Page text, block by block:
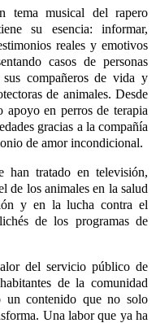
tema musical del rapero
su esencia: informar,
reales y emotivos
casos de personas
compañeros de vida y
de animales. Desde
apoyo en perros de terapia
gracias a la compañía
de amor incondicional.
han tratado en televisión,
de los animales en la salud
y en la lucha contra el
de los programas de
del servicio público de
de la comunidad
un contenido que no solo
Una labor que ya ha